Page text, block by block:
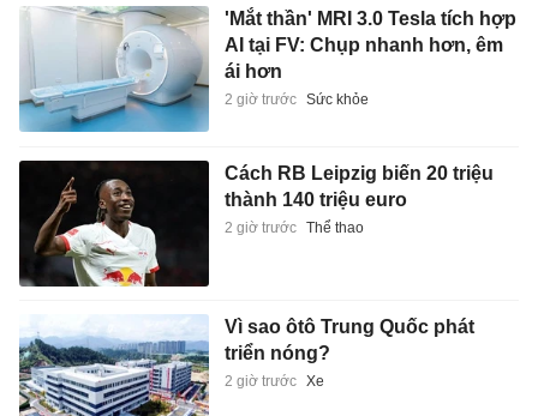
'Mắt thần' MRI 3.0 Tesla tích hợp
AI tại FV: Chụp nhanh hơn, êm
ái hơn
2 giờ trước Sức khỏe
Cách RB Leipzig biến 20 triệu
thành 140 triệu euro
2 giờ trước Thể thao
Vì sao ôtô Trung Quốc phát
triển nóng?
2 giờ trước Xe